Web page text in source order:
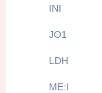
INI
JO1
LDH
ME:I